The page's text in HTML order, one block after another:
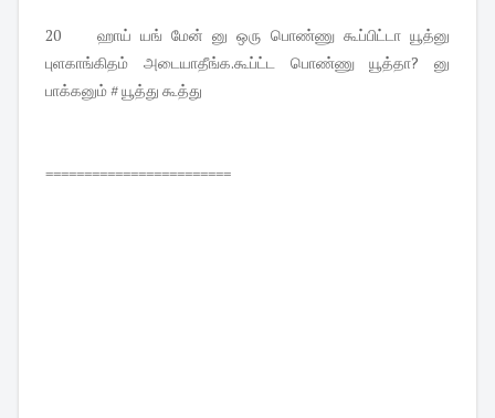
20 ஹாய் யங் மேன் னு ஒரு பொண்ணு கூப்பிட்டா யூத்னு
புளகாங்கிதம் அடையாதீங்க.கூப்ட்ட பொண்ணு யூத்தா? னு
பாக்கனும் # யூத்து கூத்து
========================